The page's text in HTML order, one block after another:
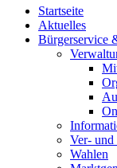
Startseite
Aktuelles
Bürgerservice
Ver- und
Wahlen